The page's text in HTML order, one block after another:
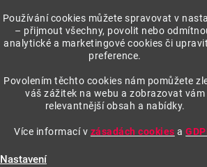
Používání cookies můžete spravovat v
– přijmout všechny, povolit nebo
analytické a marketingové cookies či
preference.
Povolením těchto cookies nám pomůžete
váš zážitek na webu a zobrazovat vám
relevantnější obsah a nabídky.
Více informací v zásadách cookies a
Nastavení